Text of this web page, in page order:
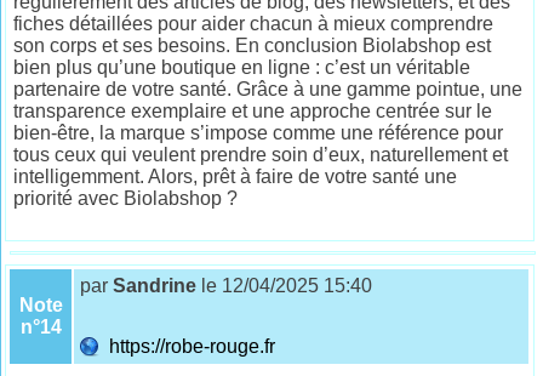
fiches détaillées pour aider chacun à mieux comprendre
son corps et ses besoins. En conclusion Biolabshop est
bien plus qu’une boutique en ligne : c’est un véritable
partenaire de votre santé. Grâce à une gamme pointue, une
transparence exemplaire et une approche centrée sur le
bien-être, la marque s’impose comme une référence pour
tous ceux qui veulent prendre soin d’eux, naturellement et
intelligemment. Alors, prêt à faire de votre santé une
priorité avec Biolabshop ?
Note
n°14
parSandrine le 12/04/2025 15:40
https://robe-rouge.fr